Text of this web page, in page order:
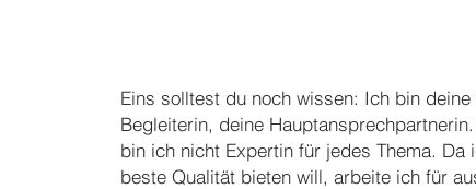
Eins solltest du noch wissen: Ich bin
Begleiterin, deine
bin ich nicht Expertin für jedes Thema. Da
beste Qualität bieten will, arbeite ich für